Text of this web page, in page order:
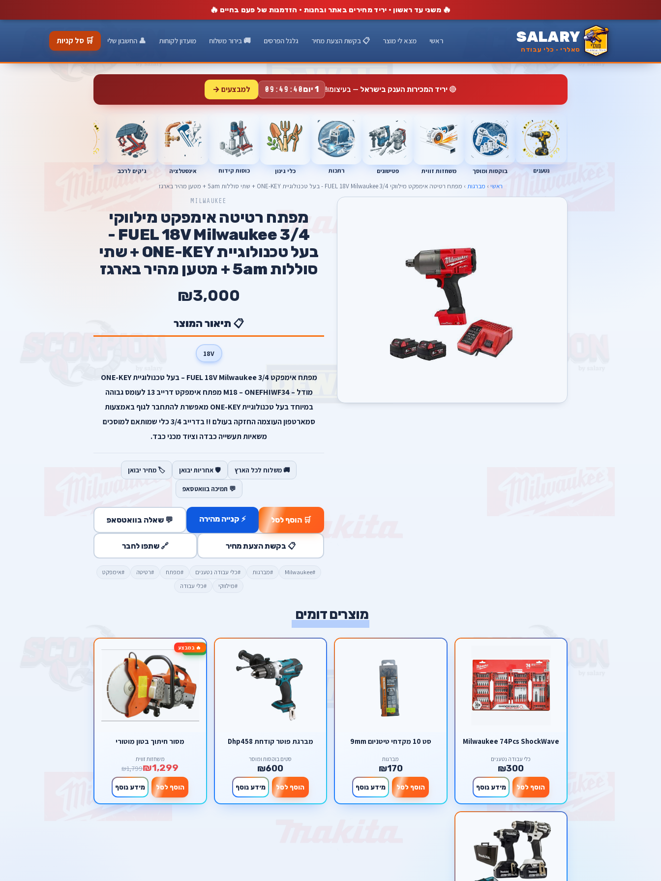
🔥 משני עד ראשון · יריד מחירים באתר ובחנות · הזדמנות של פעם בחיים 🔥
SALARY
סאלרי · כלי עבודה
ראשי מצא לי מוצר 📋 בקשת הצעת מחיר גלגל הפרסים 🚚 בירור משלוח מועדון לקוחות 👤 החשבון שלי 🛒 סל קניות
🔴יריד המכירות הענק בישראל — בעיצומו! 1 יום 09:49:39 למבצעים →
נטענים בוקסות ומוסך משחזות זווית פטישונים רתכות כלי גינון כוסות קידוח אינסטלציה ג'קים לרכב
ראשי › מברגות › מפתח רטיטה אימפקט מילווקי 3/4 FUEL 18V Milwaukee - בעל טכנולוגיית ONE-KEY + שתי סוללות 5am + מטען מהיר בארגז
MILWAUKEE
מפתח רטיטה אימפקט מילווקי
3/4 FUEL 18V Milwaukee -
בעל טכנולוגיית ONE-KEY + שתי
סוללות 5am + מטען מהיר בארגז
₪3,000
📋 תיאור המוצר
18V
מפתח אימפקט 3/4 FUEL 18V Milwaukee – בעל טכנולוגיית ONE-KEY
מודל – M18 – ONEFHIWF34 מפתח אימפקט דרייב 13 לעומס גבוהה
במיוחד בעל טכנולוגיית ONE-KEY מאפשרת להתחבר לגוף באמצעות
סמארטפון העוצמה החזקה בעולם !! בדרייב 3/4 כלי שמותאם למוסכים
משאיות תעשייה כבדה וציוד מכני כבד.
🚚 משלוח לכל הארץ 🛡️ אחריות יבואן 🏷️ מחיר יבואן
💬 תמיכה בוואטסאפ
🛒 הוסף לסל ⚡ קנייה מהירה 💬 שאלה בוואטסאפ
📋 בקשת הצעת מחיר 🔗 שתפו לחבר
#Milwaukee #מברגות #כלי עבודה נטענים #מפתח #רטיטה
#אימפקט
#מילווקי
#כלי עבודה
מוצרים דומים
Milwaukee 74Pcs ShockWave
כלי עבודה נטענים
₪300
הוסף לסל מידע נוסף
סט 10 מקדחי טיטניום 9mm
מברגות
₪170
הוסף לסל מידע נוסף
מברגת פוטר קודחת Dhp458
סטים בוקסות ומוסך
₪600
הוסף לסל מידע נוסף
🔥 במבצע-28%
מסור חיתוך בטון מוטורי
משחזות זווית
₪1,299
₪1,799
הוסף לסל מידע נוסף